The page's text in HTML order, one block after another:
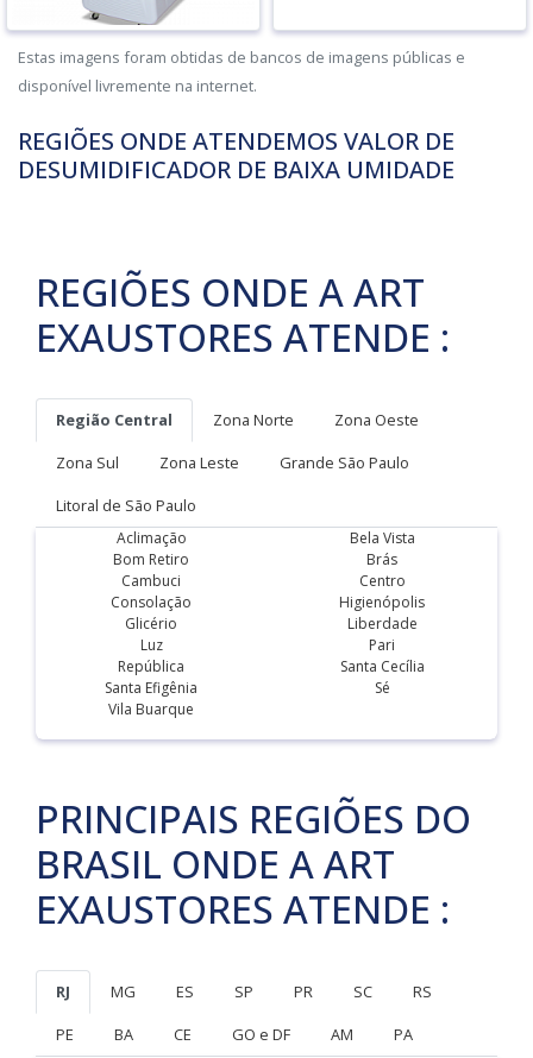
Estas imagens foram obtidas de bancos de imagens públicas e
disponível livremente na internet.
REGIÕES ONDE ATENDEMOS VALOR DE
DESUMIDIFICADOR DE BAIXA UMIDADE
REGIÕES ONDE A ART
EXAUSTORES ATENDE :
Região Central Zona Norte
Zona Oeste
Zona Sul
Zona Leste
Grande São Paulo
Litoral de São Paulo
Aclimação
Bela Vista
Bom Retiro
Brás
Cambuci
Centro
Consolação
Higienópolis
Glicério
Liberdade
Luz
Pari
República
Santa Cecília
Santa Efigênia
Sé
Vila Buarque
PRINCIPAIS REGIÕES DO
BRASIL ONDE A ART
EXAUSTORES ATENDE :
RJ MG ES SP PR SC
RS
PE
BA CE GO e DF AM PA